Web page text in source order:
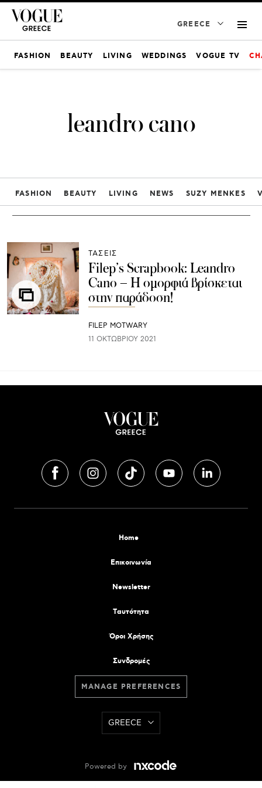
GREECE
FASHION BEAUTY LIVING WEDDINGS VOGUE TV
leandro cano
FASHION BEAUTY LIVING NEWS SUZY MENKES
ΤΑΣΕΙΣ
Filep’s Scrapbook: Leandro
Cano – Η ομορφιά βρίσκεται
στην παράδοση!
FILEP MOTWARY
11 ΟΚΤΩΒΡΊΟΥ 2021
Home
Επικοινωνία
Newsletter
Tαυτότητα
Όροι Χρήσης
Συνδρομές
MANAGE PREFERENCES
GREECE
Powered by